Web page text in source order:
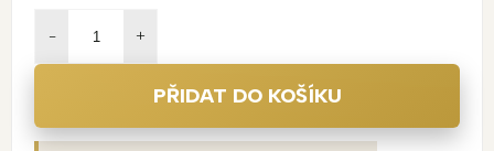
PŘIDAT DO KOŠÍKU